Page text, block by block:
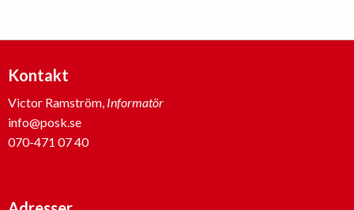
Kontakt
Victor Ramström, Informatör
info@posk.se
070-471 07 40